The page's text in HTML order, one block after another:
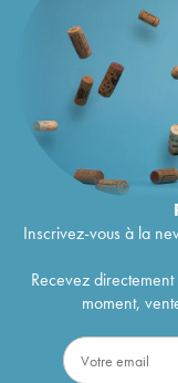
Inscrivez-vous à la
Recevez
moment,